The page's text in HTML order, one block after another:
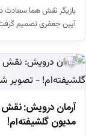
بازیگر نقش هما سعادت
آیین جعفری تصمیم
اخبار
آرمان درویش: نقش
مدیون گلشیفته‌ام!